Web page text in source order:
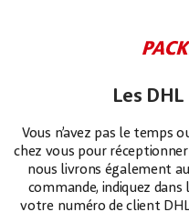
Les
Vous n’avez pas le temps
chez vous pour
nous livrons également
commande, indiquez dans
votre numéro de client